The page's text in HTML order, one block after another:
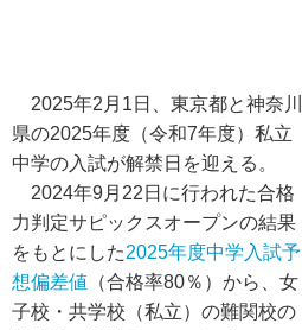
2025年2月1日、東京都と神奈川
県の2025年度（令和7年度）私立
中学の入試が解禁日を迎える。
2024年9月22日に行われた合格
力判定サピックスオープンの結果
をもとにした2025年度中学入試予
想偏差値 （合格率80％）から、女
子校・共学校（私立）の難関校の